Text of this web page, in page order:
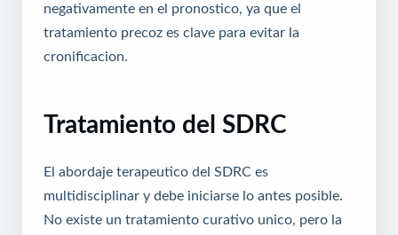
negativamente en el pronostico, ya que el
tratamiento precoz es clave para evitar la
cronificacion.
Tratamiento del SDRC
El abordaje terapeutico del SDRC es
multidisciplinar y debe iniciarse lo antes posible.
No existe un tratamiento curativo unico, pero la